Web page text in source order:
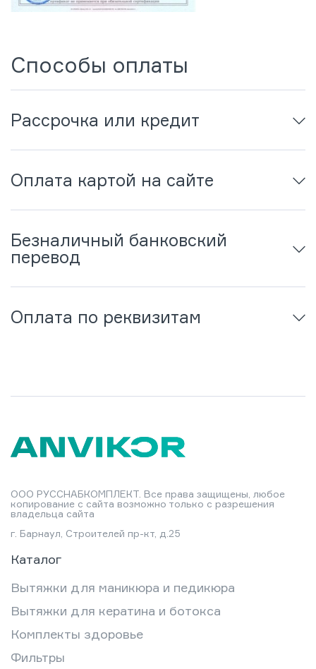
Способы оплаты
Рассрочка или кредит
Оплата картой на сайте
Безналичный банковский
перевод
Оплата по реквизитам
ООО РУССНАБКОМПЛЕКТ. Все права защищены, любое
копирование с сайта возможно только с разрешения
владельца сайта
г. Барнаул, Строителей пр-кт, д.25
Каталог
Вытяжки для маникюра и педикюра
Вытяжки для кератина и ботокса
Комплекты здоровье
Фильтры